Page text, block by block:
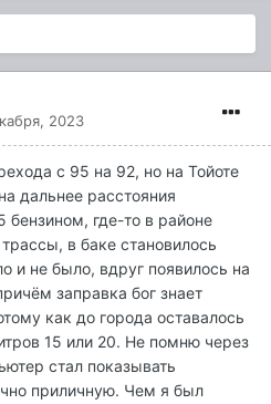
2023
с 95 на 92, но на Тойоте
дальнее расстояния
бензином, где-то в районе
в баке становилось
и не было, вдруг появилось на
заправка бог знает
как до города оставалось
15 или 20. Не помню через
стал показывать
приличную. Чем я был